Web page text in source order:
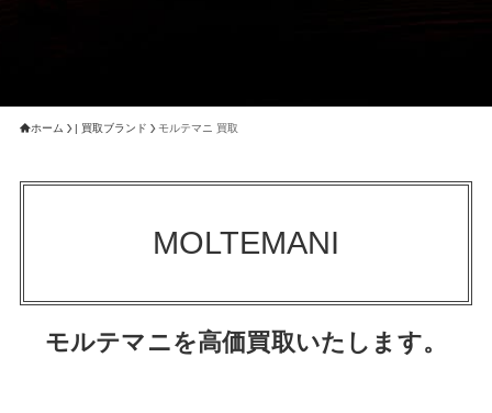
ホーム | 買取ブランド モルテマニ 買取
MOLTEMANI
モルテマニを高価買取いたします。